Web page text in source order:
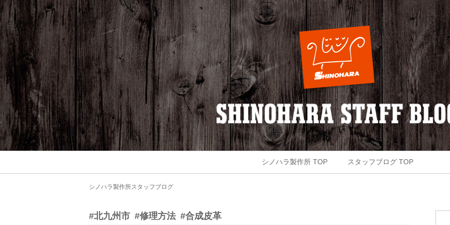
シノハラ製作所 TOP スタッフブログ TOP
シノハラ製作所スタッフブログ
#北九州市 #修理方法 #合成皮革